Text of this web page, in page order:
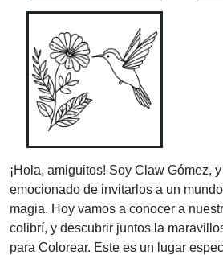
¡Hola, amiguitos! Soy Claw Gómez,
emocionado de invitarlos a un
magia. Hoy vamos a conocer a
colibrí, y descubrir juntos la
para Colorear. Este es un lugar